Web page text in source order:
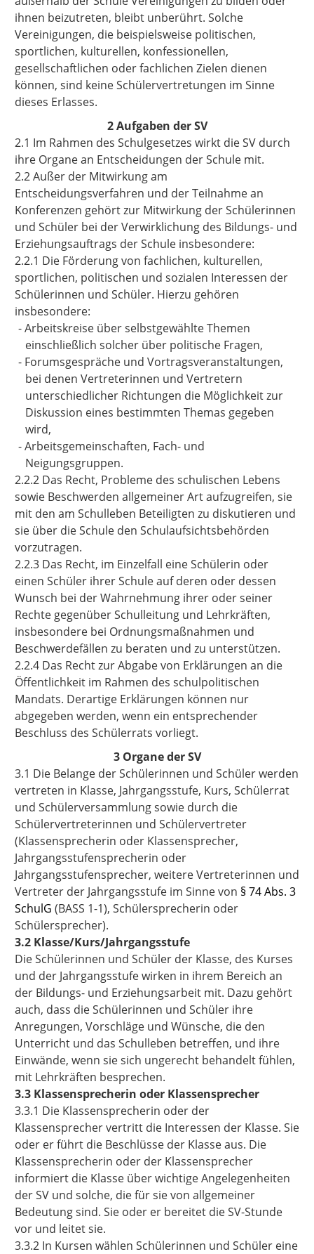
ihnen beizutreten, bleibt unberührt. Solche
Vereinigungen, die beispielsweise politischen,
sportlichen, kulturellen, konfessionellen,
gesellschaftlichen oder fachlichen Zielen dienen
können, sind keine Schülervertretungen im Sinne
dieses Erlasses.
2 Aufgaben der SV
2.1 Im Rahmen des Schulgesetzes wirkt die SV durch
ihre Organe an Entscheidungen der Schule mit.
2.2 Außer der Mitwirkung am
Entscheidungsverfahren und der Teilnahme an
Konferenzen gehört zur Mitwirkung der Schülerinnen
und Schüler bei der Verwirklichung des Bildungs- und
Erziehungsauftrags der Schule insbesondere:
2.2.1 Die Förderung von fachlichen, kulturellen,
sportlichen, politischen und sozialen Interessen der
Schülerinnen und Schüler. Hierzu gehören
insbesondere:
-Arbeitskreise über selbstgewählte Themen
einschließlich solcher über politische Fragen,
- Forumsgespräche und Vortragsveranstaltungen,
bei denen Vertreterinnen und Vertretern
unterschiedlicher Richtungen die Möglichkeit zur
Diskussion eines bestimmten Themas gegeben
wird,
-Arbeitsgemeinschaften, Fach- und
Neigungsgruppen.
2.2.2 Das Recht, Probleme des schulischen Lebens
sowie Beschwerden allgemeiner Art aufzugreifen, sie
mit den am Schulleben Beteiligten zu diskutieren und
sie über die Schule den Schulaufsichtsbehörden
vorzutragen.
2.2.3 Das Recht, im Einzelfall eine Schülerin oder
einen Schüler ihrer Schule auf deren oder dessen
Wunsch bei der Wahrnehmung ihrer oder seiner
Rechte gegenüber Schulleitung und Lehrkräften,
insbesondere bei Ordnungsmaßnahmen und
Beschwerdefällen zu beraten und zu unterstützen.
2.2.4 Das Recht zur Abgabe von Erklärungen an die
Öffentlichkeit im Rahmen des schulpolitischen
Mandats. Derartige Erklärungen können nur
abgegeben werden, wenn ein entsprechender
Beschluss des Schülerrats vorliegt.
3 Organe der SV
3.1 Die Belange der Schülerinnen und Schüler werden
vertreten in Klasse, Jahrgangsstufe, Kurs, Schülerrat
und Schülerversammlung sowie durch die
Schülervertreterinnen und Schülervertreter
(Klassensprecherin oder Klassensprecher,
Jahrgangsstufensprecherin oder
Jahrgangsstufensprecher, weitere Vertreterinnen und
Vertreter der Jahrgangsstufe im Sinne von § 74 Abs. 3
SchulG (BASS 1-1), Schülersprecherin oder
Schülersprecher).
3.2 Klasse/Kurs/Jahrgangsstufe
Die Schülerinnen und Schüler der Klasse, des Kurses
und der Jahrgangsstufe wirken in ihrem Bereich an
der Bildungs- und Erziehungsarbeit mit. Dazu gehört
auch, dass die Schülerinnen und Schüler ihre
Anregungen, Vorschläge und Wünsche, die den
Unterricht und das Schulleben betreffen, und ihre
Einwände, wenn sie sich ungerecht behandelt fühlen,
mit Lehrkräften besprechen.
3.3 Klassensprecherin oder Klassensprecher
3.3.1 Die Klassensprecherin oder der
Klassensprecher vertritt die Interessen der Klasse. Sie
oder er führt die Beschlüsse der Klasse aus. Die
Klassensprecherin oder der Klassensprecher
informiert die Klasse über wichtige Angelegenheiten
der SV und solche, die für sie von allgemeiner
Bedeutung sind. Sie oder er bereitet die SV-Stunde
vor und leitet sie.
3.3.2 In Kursen wählen Schülerinnen und Schüler eine